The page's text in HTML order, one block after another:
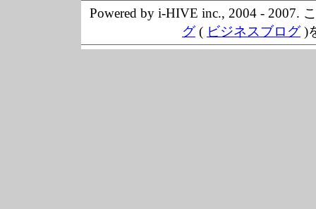
Powered by i-HIVE inc., 2004 - 2007.
グ( ビジネスブログ)